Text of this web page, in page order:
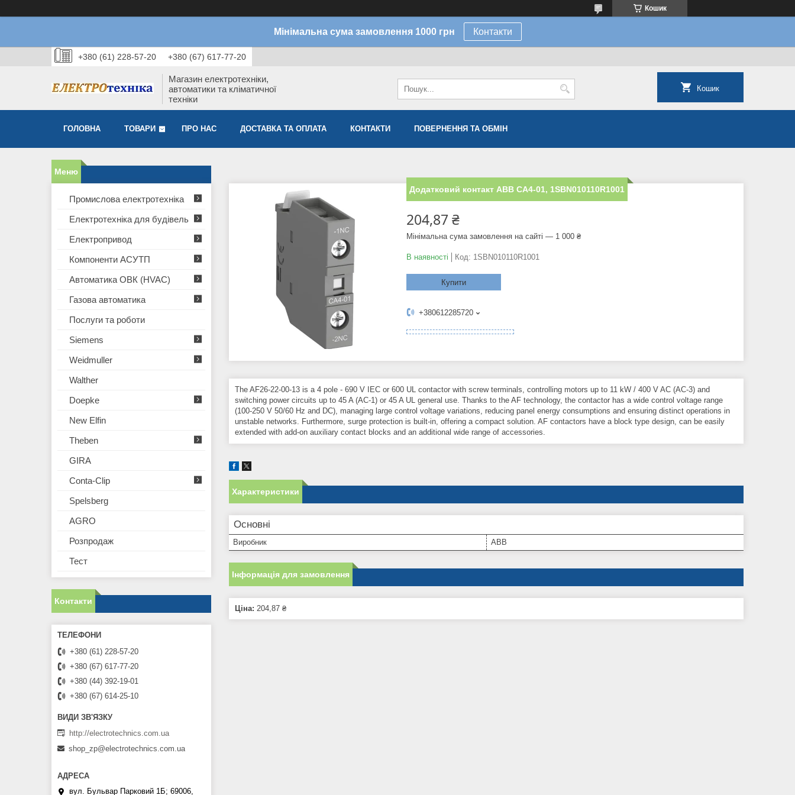
Кошик
Мінімальна сума замовлення 1000 грн Контакти
+380 (61) 228-57-20 +380 (67) 617-77-20
Магазин електротехніки,
автоматики та кліматичної
техніки
Кошик
ГОЛОВНА ТОВАРИ ПРО НАС ДОСТАВКА ТА ОПЛАТА КОНТАКТИ ПОВЕРНЕННЯ ТА ОБМІН
Додатковий контакт ABB CA4-01, 1SBN010110R1001
204,87 ₴
Мінімальна сума замовлення на сайті — 1 000 ₴
В наявності Код: 1SBN010110R1001
Купити
+380612285720
The AF26-22-00-13 is a 4 pole - 690 V IEC or 600 UL contactor with screw terminals, controlling motors up to 11 kW / 400 V AC (AC-3) and
switching power circuits up to 45 A (AC-1) or 45 A UL general use. Thanks to the AF technology, the contactor has a wide control voltage range
(100-250 V 50/60 Hz and DC), managing large control voltage variations, reducing panel energy consumptions and ensuring distinct operations in
unstable networks. Furthermore, surge protection is built-in, offering a compact solution. AF contactors have a block type design, can be easily
extended with add-on auxiliary contact blocks and an additional wide range of accessories.
Характеристики
Основні
Виробник ABB
Інформація для замовлення
Ціна: 204,87 ₴
Промислова електротехніка
Електротехніка для будівель
Електропривод
Компоненти АСУТП
Автоматика ОВК (HVAC)
Газова автоматика
Послуги та роботи
Siemens
Weidmuller
Walther
Doepke
New Elfin
Theben
GIRA
Conta-Clip
Spelsberg
AGRO
Розпродаж
Тест
Контакти
+380 (61) 228-57-20
+380 (67) 617-77-20
+380 (44) 392-19-01
+380 (67) 614-25-10
http://electrotechnics.com.ua
shop_zp@electrotechnics.com.ua
вул. Бульвар Парковий 1Б; 69006,